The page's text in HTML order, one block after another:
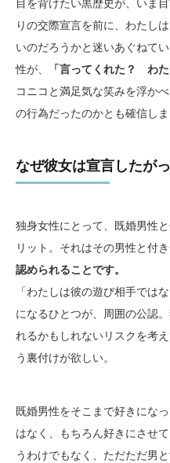
目を背けたい黒歴史が、いま
りの交際宣言を前に、わたし
いのだろうかと迷いあぐねて
性が、
「言ってくれた？ わ
コニコと満足気な笑みを浮か
の行為だったのかとも確信しま
なぜ彼女は宣言したが
独身女性にとって、既婚男性
リット。それはその男性と付
認められることです。
「わたしは彼の遊び相手では
になるひとつが、周囲の公認
れるかもしれないリスクを考
う裏付けが欲しい。
既婚男性をそこまで好きにな
はなく、もちろん好きにさせ
うわけでもなく、ただただ男